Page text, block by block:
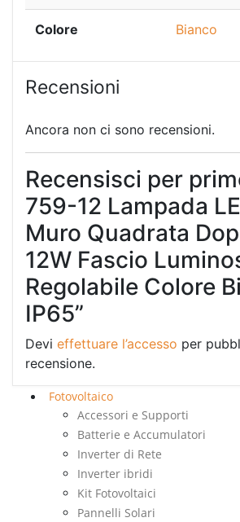
Colore Bianco
Recensioni
Ancora non ci sono recensioni.
Recensisci per
759-12 Lampada
Muro Quadrata
12W Fascio
Regolabile Colore
IP65”
Devi effettuare l’accesso per
recensione.
Fotovoltaico
Accessori e Supporti
Batterie e Accumulatori
Inverter di Rete
Inverter ibridi
Kit Fotovoltaici
Pannelli Solari